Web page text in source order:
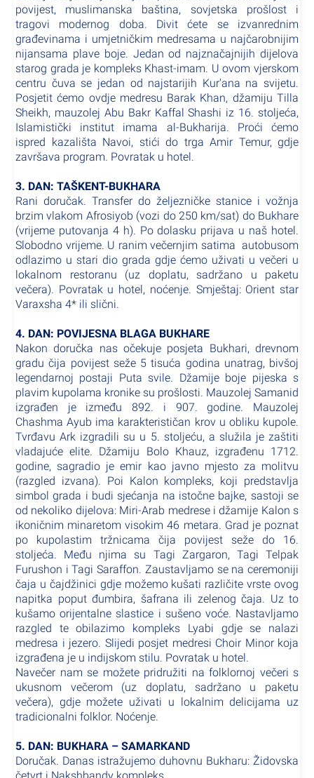
povijest, muslimanska baština, sovjetska prošlost i
tragovi modernog doba. Divit ćete se izvanrednim
građevinama i umjetničkim medresama u najčarobnijim
nijansama plave boje. Jedan od najznačajnijih dijelova
starog grada je kompleks Khast-imam. U ovom vjerskom
centru čuva se jedan od najstarijih Kur'ana na svijetu.
Posjetit ćemo ovdje medresu Barak Khan, džamiju Tilla
Sheikh, mauzolej Abu Bakr Kaffal Shashi iz 16. stoljeća,
Islamistički institut imama al-Bukharija. Proći ćemo
ispred kazališta Navoi, stići do trga Amir Temur, gdje
završava program. Povratak u hotel.
3. DAN: TAŠKENT-BUKHARA
Rani doručak. Transfer do željezničke stanice i vožnja
brzim vlakom Afrosiyob (vozi do 250 km/sat) do Bukhare
(vrijeme putovanja 4 h). Po dolasku prijava u naš hotel.
Slobodno vrijeme. U ranim večernjim satima autobusom
odlazimo u stari dio grada gdje ćemo uživati u večeri u
lokalnom restoranu (uz doplatu, sadržano u paketu
večera). Povratak u hotel, noćenje. Smještaj: Orient star
Varaxsha 4* ili slični.
4. DAN: POVIJESNA BLAGA BUKHARE
Nakon doručka nas očekuje posjeta Bukhari, drevnom
gradu čija povijest seže 5 tisuća godina unatrag, bivšoj
legendarnoj postaji Puta svile. Džamije boje pijeska s
plavim kupolama kronike su prošlosti. Mauzolej Samanid
izgrađen je između 892. i 907. godine. Mauzolej
Chashma Ayub ima karakterističan krov u obliku kupole.
Tvrđavu Ark izgradili su u 5. stoljeću, a služila je zaštiti
vladajuće elite. Džamiju Bolo Khauz, izgrađenu 1712.
godine, sagradio je emir kao javno mjesto za molitvu
(razgled izvana). Poi Kalon kompleks, koji predstavlja
simbol grada i budi sjećanja na istočne bajke, sastoji se
od nekoliko dijelova: Miri-Arab medrese i džamije Kalon s
ikoničnim minaretom visokim 46 metara. Grad je poznat
po kupolastim tržnicama čija povijest seže do 16.
stoljeća. Među njima su Tagi Zargaron, Tagi Telpak
Furushon i Tagi Saraffon. Zaustavljamo se na ceremoniji
čaja u čajdžinici gdje možemo kušati različite vrste ovog
napitka poput đumbira, šafrana ili zelenog čaja. Uz to
kušamo orijentalne slastice i sušeno voće. Nastavljamo
razgled te obilazimo kompleks Lyabi gdje se nalazi
medresa i jezero. Slijedi posjet medresi Choir Minor koja
izgrađena je u indijskom stilu. Povratak u hotel.
Navečer nam se možete pridružiti na folklornoj večeri s
ukusnom večerom (uz doplatu, sadržano u paketu
večera), gdje možete uživati u lokalnim delicijama uz
tradicionalni folklor. Noćenje.
5. DAN: BUKHARA – SAMARKAND
Doručak. Danas istražujemo duhovnu Bukharu: Židovska